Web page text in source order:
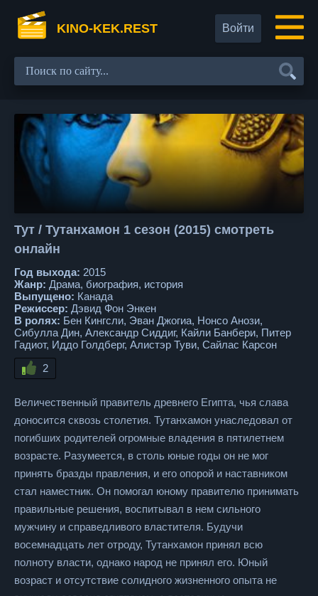
KINO-KEK.REST Войти
Тут / Тутанхамон 1 сезон (2015) смотреть
онлайн
Год выхода: 2015
Жанр: Драма, биография, история
Выпущено: Канада
Режиссер: Дэвид Фон Энкен
В ролях: Бен Кингсли, Эван Джогиа, Нонсо Анози,
Сибулла Дин, Александр Сиддиг, Кайли Банбери, Питер
Гадиот, Иддо Голдберг, Алистэр Туви, Сайлас Карсон
2
Величественный правитель древнего Египта, чья слава
доносится сквозь столетия. Тутанхамон унаследовал от
погибших родителей огромные владения в пятилетнем
возрасте. Разумеется, в столь юные годы он не мог
принять бразды правления, и его опорой и наставником
стал наместник. Он помогал юному правителю принимать
правильные решения, воспитывал в нем сильного
мужчину и справедливого властителя. Будучи
восемнадцать лет отроду, Тутанхамон принял всю
полноту власти, однако народ не принял его. Юный
возраст и отсутствие солидного жизненного опыта не